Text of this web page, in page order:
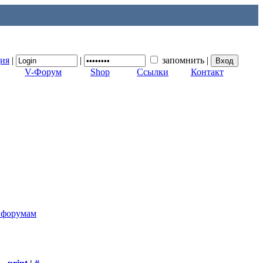
| | запомнить |
V-Форум Shop Ссылки Контакт
форумам